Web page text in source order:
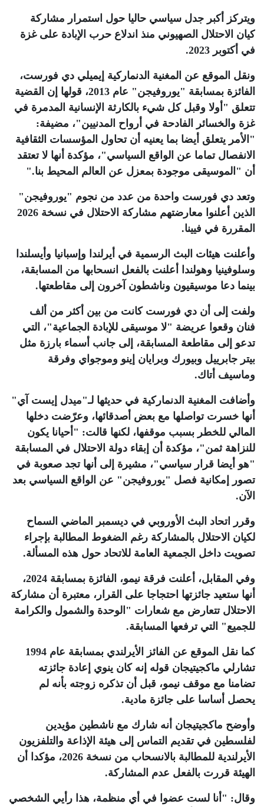
ويتركز أكبر جدل سياسي حاليا حول استمرار مشاركة
كيان الاحتلال الصهيوني منذ اندلاع حرب الإبادة على غزة
في أكتوبر 2023
.
ونقل الموقع عن المغنية الدنماركية إيميلي دي فورست،
الفائزة بمسابقة "يوروفيجن" عام 2013، قولها إن القضية
تتعلق "أولا وقبل كل شيء بالكارثة الإنسانية المدمرة في
غزة والخسائر الفادحة في أرواح المدنيين"، مضيفة:
"الأمر يتعلق أيضا بما يعنيه أن تحاول المؤسسات الثقافية
الانفصال تماما عن الواقع السياسي"، مؤكدة أنها لا تعتقد
أن "الموسيقى موجودة بمعزل عن العالم المحيط بنا".
وتعد دي فورست واحدة من عدد من نجوم "يوروفيجن"
الذين أعلنوا معارضتهم مشاركة الاحتلال في نسخة 2026
المقررة في فيينا.
وأعلنت هيئات البث الرسمية في أيرلندا وإسبانيا وأيسلندا
وسلوفينيا وهولندا أعلنت بالفعل انسحابها من المسابقة،
بينما دعا موسيقيون وناشطون آخرون إلى مقاطعتها.
ولفت إلى أن دي فورست كانت من بين أكثر من ألف
فنان وقعوا عريضة "لا موسيقى للإبادة الجماعية"، التي
تدعو إلى مقاطعة المسابقة، إلى جانب أسماء بارزة مثل
بيتر جابرييل وبيورك وبرايان إينو وموجواي وفرقة
وماسيف أتاك.
وأضافت المغنية الدنماركية في حديثها لـ"ميدل إيست آي"
أنها خسرت تواصلها مع بعض أصدقائها، وعرّضت دخلها
المالي للخطر بسبب موقفها، لكنها قالت: "أحيانا يكون
للنزاهة ثمن"، مؤكدة أن إبقاء دولة الاحتلال في المسابقة
"هو أيضا قرار سياسي"، مشيرة إلى أنها تجد صعوبة في
تصور إمكانية فصل "يوروفيجن" عن الواقع السياسي بعد
الآن.
وقرر اتحاد البث الأوروبي في ديسمبر الماضي السماح
لكيان الاحتلال بالمشاركة رغم الضغوط المطالبة بإجراء
تصويت داخل الجمعية العامة للاتحاد حول هذه المسألة.
وفي المقابل، أعلنت فرقة نيمو، الفائزة بمسابقة 2024،
أنها ستعيد جائزتها احتجاجا على القرار، معتبرة أن مشاركة
الاحتلال تتعارض مع شعارات "الوحدة والشمول والكرامة
للجميع" التي ترفعها المسابقة.
كما نقل الموقع عن الفائز الأيرلندي بمسابقة عام 1994
تشارلي ماكجيتيجان قوله إنه كان ينوي إعادة جائزته
تضامنا مع موقف نيمو، قبل أن تذكره زوجته بأنه لم
يحصل أساسا على جائزة مادية.
وأوضح ماكجيتيجان أنه شارك مع ناشطين مؤيدين
لفلسطين في تقديم التماس إلى هيئة الإذاعة والتلفزيون
الأيرلندية للمطالبة بالانسحاب من نسخة 2026، مؤكدا أن
الهيئة قررت بالفعل عدم المشاركة.
وقال: "أنا لست عضوا في أي منظمة، هذا رأيي الشخصي